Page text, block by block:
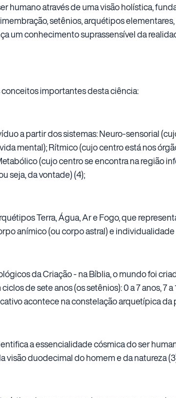
humano através de uma visão holística,
setênios, arquétipos
um conhecimento suprassensível da
importantes desta ciência:
a partir dos sistemas: Neuro-sensorial
mental); Rítmico (cujo centro está nos
(cujo centro se encontra na região
seja, da vontade) (4);
Terra, Água, Ar e Fogo, que
anímico (ou corpo astral) e individualidade
da Criação - na Bíblia, o mundo foi
de sete anos (os setênios): 0 a 7 anos, 7 a
acontece na constelação arquetípica da
a essencialidade cósmica do ser
visão duodecimal do homem e da natureza